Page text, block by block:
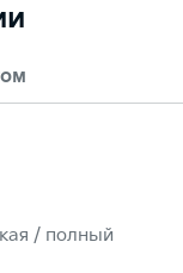
/ полный